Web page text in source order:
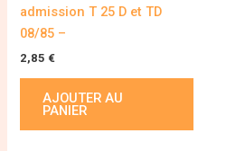
admission T 25 D et TD
08/85 –
2,85 €
AJOUTER AU
PANIER